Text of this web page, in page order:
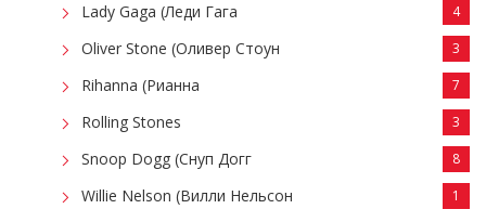
Lady Gaga (Леди Гага 4
Oliver Stone (Оливер Стоун 3
Rihanna (Рианна 7
Rolling Stones 3
Snoop Dogg (Снуп Догг 8
Willie Nelson (Вилли Нельсон 1